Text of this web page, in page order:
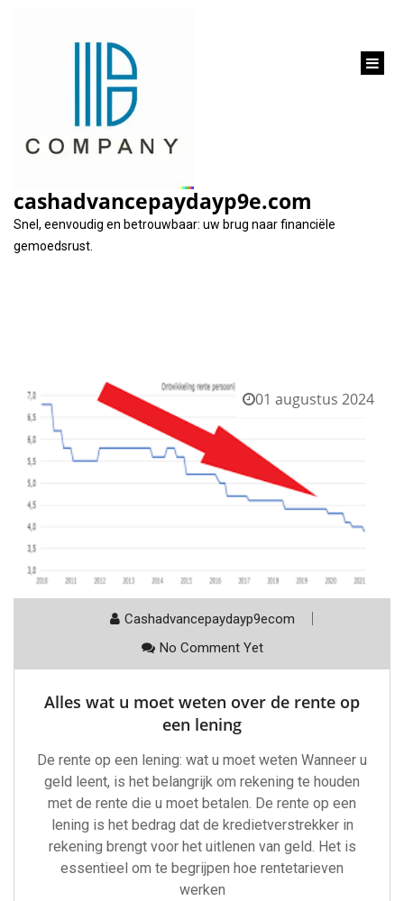
cashadvancepaydayp9e.com
Snel, eenvoudig en betrouwbaar: uw brug naar financiële
gemoedsrust.
Tag:
01 augustus 2024
Cashadvancepaydayp9ecom
No Comment Yet
Alles wat u moet weten over de rente op
een lening
De rente op een lening: wat u moet weten Wanneer u
geld leent, is het belangrijk om rekening te houden
met de rente die u moet betalen. De rente op een
lening is het bedrag dat de kredietverstrekker in
rekening brengt voor het uitlenen van geld. Het is
essentieel om te begrijpen hoe rentetarieven
werken